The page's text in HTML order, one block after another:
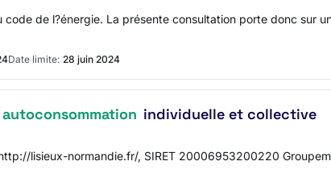
de l?énergie. La présente consultation porte donc sur
Date limite: 28 juin 2024
autoconsommation individuelle et collective
lisieux-normandie.fr/, SIRET 20006953200220